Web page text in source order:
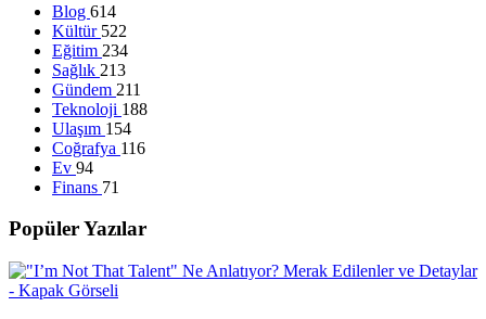
Blog 614
Kültür 522
Eğitim 234
Sağlık 213
Gündem 211
Teknoloji 188
Ulaşım 154
Coğrafya 116
Ev 94
Finans 71
Popüler Yazılar